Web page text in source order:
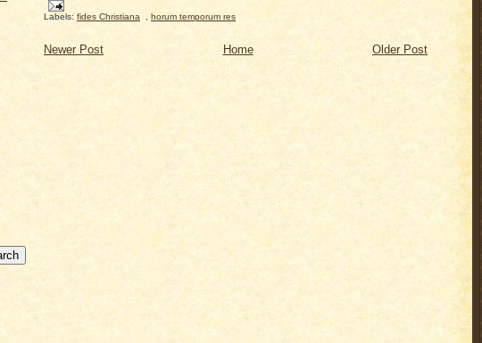
Labels: fides Christiana , horum temporum res
Newer Post Older Post
Home